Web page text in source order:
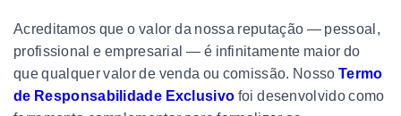
Acreditamos que o valor da nossa reputação — pessoal,
profissional e empresarial — é infinitamente maior do
que qualquer valor de venda ou comissão. NossoTermo
de Responsabilidade Exclusivo foi desenvolvido como